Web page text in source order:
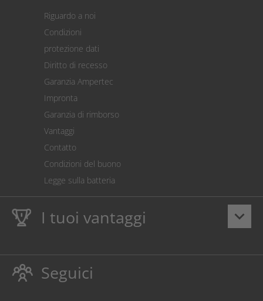
Pagamento
Restituzione della merce
Calcolatore dei costi
Impostazioni dei cookie
Riguardo a noi
Condizioni
protezione dati
Diritto di recesso
Garanzia Ampertec
Impronta
Garanzia di rimborso
Vantaggi
Contatto
Condizioni del buono
Legge sulla batteria
keyboard_arrow_down
I tuoi vantaggi
Dieci anniGaranzia Ampertecsu toner e inchiostro
Rispettoso dellambiente evitando gli sprechi.
Seguici